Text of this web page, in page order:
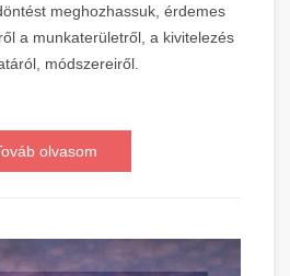
meghozhassuk, érdemes
a munkaterületről, a kivitelezés
módszereiről.
olvasom